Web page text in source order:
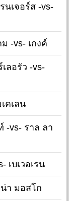
นเจอร์ส -vs-
-vs- เกงค์
ลอรัว -vs-
คเลน
-vs- ราล ลา
เบเวอเรน
า มอสโก